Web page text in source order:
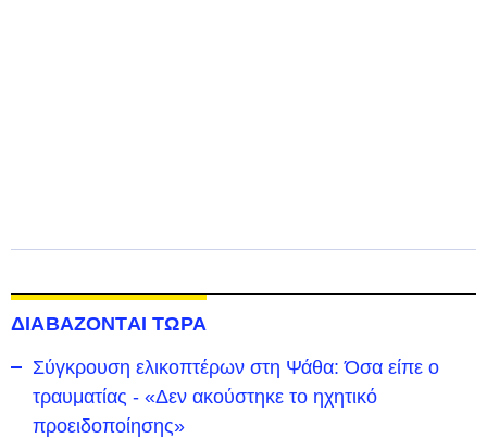
ΔΙΑΒΑΖΟΝΤΑΙ ΤΩΡΑ
Σύγκρουση ελικοπτέρων στη Ψάθα: Όσα είπε ο
τραυματίας - «Δεν ακούστηκε το ηχητικό
προειδοποίησης»